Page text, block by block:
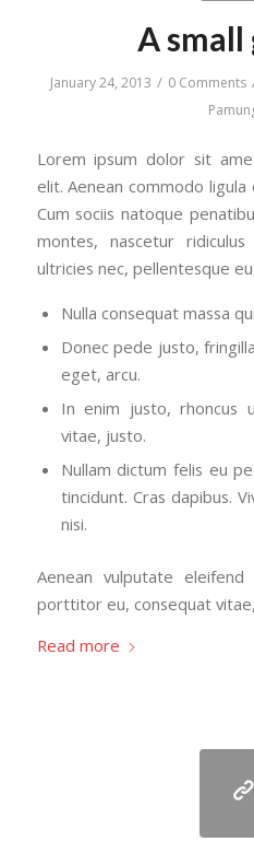
A
January 24, 2013 / 0 Comments
Lorem ipsum dolor sit
elit. Aenean commodo
Cum sociis natoque
montes, nascetur
ultricies nec, pellentesque
Nulla consequat massa
Donec pede justo,
eget, arcu.
In enim justo, rhoncus
vitae, justo.
Nullam dictum felis eu
tincidunt. Cras dapibus.
nisi.
Aenean vulputate
porttitor eu, consequat
Read more